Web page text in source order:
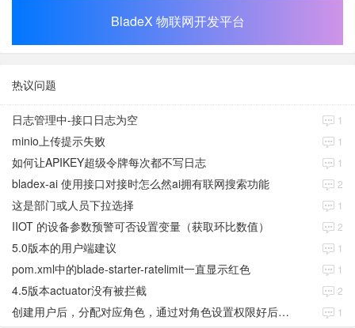
BladeX 物联网开发平台
热议问题
日志管理中-接口日志为空 1
minio上传提示失败 1
如何让APIKEY超级令牌每次都不写日志 1
bladex-ai 使用接口对接时怎么然ai拥有联网搜索功能 2
这是部门或人员下拉选择 1
IIOT 的设备参数预警可否设置变量（获取环比数值） 2
5.0版本的用户端建议 1
pom.xml中的blade-starter-ratelimit一直显示红色 1
4.5版本actuator没有被拦截 2
创建用户后，分配对应角色，通过对角色设置权限好后，登录当前用户后。查看不到当前已分配对应角色权限数据 1